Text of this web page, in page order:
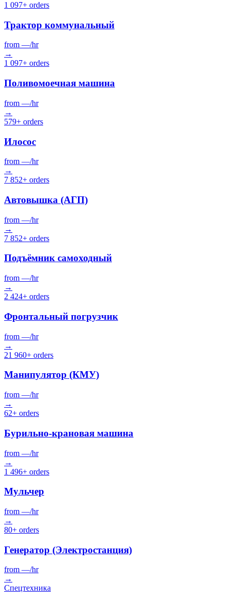
1 097+ orders
Трактор коммунальный
from —/hr
→
1 097+ orders
Поливомоечная машина
from —/hr
→
579+ orders
Илосос
from —/hr
→
7 852+ orders
Автовышка (АГП)
from —/hr
→
7 852+ orders
Подъёмник самоходный
from —/hr
→
2 424+ orders
Фронтальный погрузчик
from —/hr
→
21 960+ orders
Манипулятор (КМУ)
from —/hr
→
62+ orders
Бурильно-крановая машина
from —/hr
→
1 496+ orders
Мульчер
from —/hr
→
80+ orders
Генератор (Электростанция)
from —/hr
→
Спецтехника